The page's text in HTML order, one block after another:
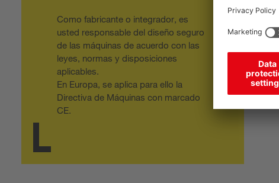
Como fabricante o integrador, es
usted responsable del diseño seguro
de las máquinas de acuerdo con las
leyes, normas y disposiciones
aplicables.
En Europa, se aplica para ello la
Directiva de Máquinas con marcado
CE.